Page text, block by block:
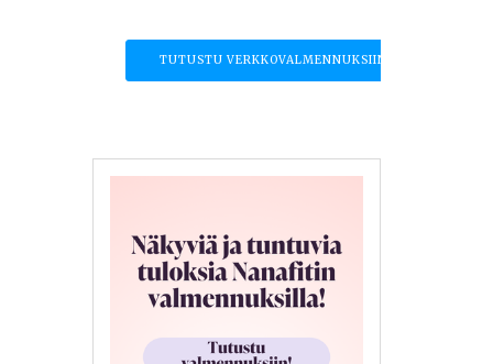
TUTUSTU VERKKOVALMENNUKSIIN